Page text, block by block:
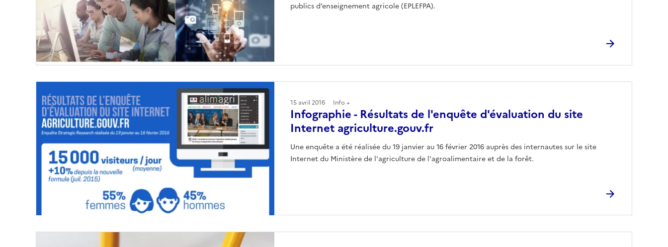
publics d’enseignement agricole (EPLEFPA).
Infographie - Résultats de l'enquête d'évaluation du site
Internet agriculture.gouv.fr
Une enquête a été réalisée du 19 janvier au 16 février 2016 auprès des internautes sur le site
Internet du Ministère de l'agriculture de l'agroalimentaire et de la forêt.
15 avril 2016 Info +